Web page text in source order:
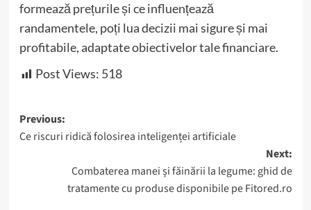
formează prețurile și ce influențează
randamentele, poți lua decizii mai sigure și mai
profitabile, adaptate obiectivelor tale financiare.
Post Views: 518
Post
navigation
Previous:
Ce riscuri ridică folosirea inteligenței artificiale
Next:
Combaterea manei și făinării la legume: ghid de
tratamente cu produse disponibile pe Fitored.ro